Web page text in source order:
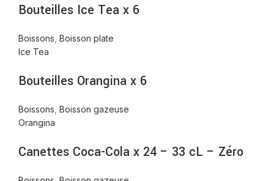
Bouteilles Ice Tea x 6
Boissons Boisson plate
Ice Tea
Bouteilles Orangina x 6
Boissons Boisson gazeuse
Orangina
Canettes Coca-Cola x 24 – 33 cL – Zéro